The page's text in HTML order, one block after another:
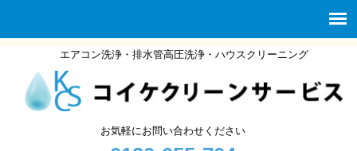
エアコン洗浄・排水管高圧洗浄・ハウスクリーニング
お気軽にお問い合わせください